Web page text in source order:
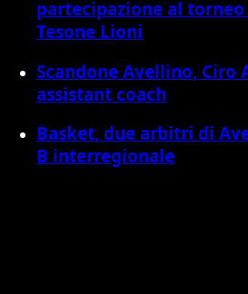
partecipazione al torneo
Tesone Lioni
Scandone Avellino, Ciro
assistant coach
Basket, due arbitri di
B interregionale